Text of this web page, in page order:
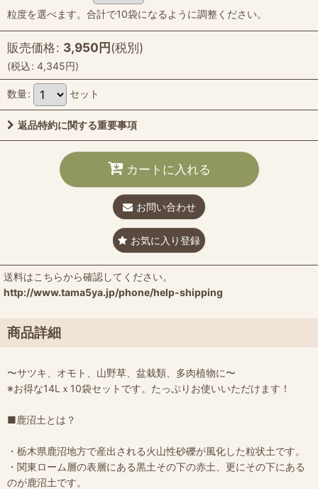
粒度を選べます。合計で10袋になるように調整ください。
販売価格: 3,950円(税別)
(税込: 4,345円)
数量: セット
返品特約に関する重要事項
カートに入れる
お問い合わせ
お気に入り登録
送料はこちらから確認してください。
http://www.tama5ya.jp/phone/help-shipping
商品詳細
〜サツキ、オモト、山野草、盆栽類、多肉植物に〜
※お得な14Lｘ10袋セットです。たっぷりお使いいただけます！
■鹿沼土とは？
・栃木県鹿沼地方で産出される火山性砂礫が風化した粒状土です。
・関東ローム層の表層にある黒土その下の赤土、更にその下にある
のが鹿沼土です。